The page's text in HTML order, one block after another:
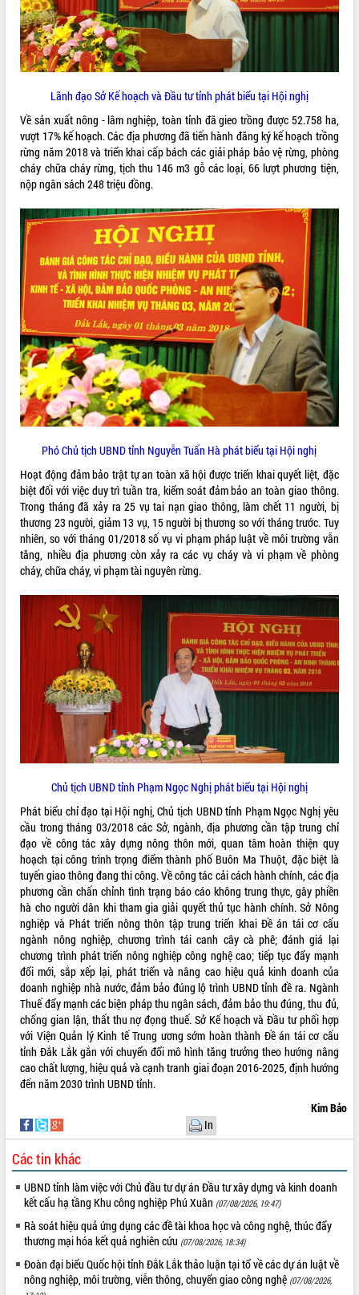
Khám bệnh, cấp phát thuốc miễn phí
và tặng quà người dân xã Cư Pui
Hội nghị UBND tỉnh Đắk Lắk thường kỳ
tháng 7/2026
Lễ truy tặng danh hiệu “Bà Mẹ Việt
Nam Anh hùng” và trao Huân chương
Lao động
UBND tỉnh Đắk Lắk triển khai nhiệm
vụ 6 tháng cuối năm 2026
tỉnh khóa XI quyết nghị nhiều nội dung
quan trọng
Bí thư Tỉnh ủy Lương Nguyễn Minh
Triết thăm, tặng quà người có công với
cách mạng
Rà soát, hoàn thiện hệ thống thiết chế
văn hóa, thể thao đáp ứng yêu cầu
phát triển mới
Thường trực HĐND tỉnh Đắk Lắk gặp
mặt Đoàn chuyên gia y tế TP. Hồ Chí
Minh
Lễ truy điệu và an táng hài cốt liệt sĩ
tại Nghĩa trang Liệt sĩ xã Sơn Hòa
Bàn giải pháp tháo gỡ khó khăn trong
xuất khẩu sầu riêng và triển khai quy
định EUDR
Thứ trưởng Bộ Nông nghiệp và Môi
trường Nguyễn Hoàng Hiệp khảo sát
vùng trồng và doanh nghiệp đóng gói
sầu riêng tại Đắk Lắk
Trình diễn nghệ thuật chế biến các
món ăn từ sầu riêng
Đắk Lắk công bố Quy hoạch và xúc
tiến đầu tư tỉnh
Ngành cá ngừ Đắk Lắk chủ động thích
ứng để giữ vững thị trường xuất khẩu
Diễn đàn Kinh tế tư nhân Việt Nam đột
phá cơ chế - Hợp tác công tư
Đề án 06 tạo bước ngoặt đột phá trong
cải cách hành chính tỉnh Đắk Lắk
Kết nối tour, đẩy mạnh chuyển đổi số
để phát triển du lịch Đắk Lắk
Khởi động Dự án Đầu tư xây dựng hạ
tầng kỹ thuật Cụm công nghiệp Tân
Tiến
Gặp mặt các cơ quan báo chí nhân Kỷ
niệm 101 năm Ngày Báo chí Cách
mạng Việt Nam
Đắk Lắk sơ kết 4 năm triển khai thực
hiện Đề án 06 của Chính phủ
Họp báo thông tin về Hội nghị Công bố
Quy hoạch và Xúc tiến đầu tư tỉnh Đắk
Lắk
Khơi thông điểm nghẽn, đẩy nhanh
giải ngân vốn khắc phục thiên tai
HĐND tỉnh thông qua điều chỉnh Quy
hoạch tỉnh thời kỳ 2021-2030
Hội thảo góp ý hồ sơ điều chỉnh quy
hoạch tỉnh Đắk Lắk thời kỳ 2021-2030,
tầm nhìn đến năm 2050
Hội nghị triển khai kết nối mạng
truyền số liệu chuyên dùng phục vụ cơ
quan Đảng, Nhà nước
Lễ phát động chuỗi hoạt động chung
tay làm sạch môi trường
Xã Ea Kar bước chuyển mình trong
công tác cải cách hành chính mô hình
UBND tỉnh họp báo định kỳ tháng 4
năm 2026
ALBUM ẢNH
LIÊN KẾT WEB
THỐNG KÊ TRUY CẬP
Hôm nay: 29160
66074483
Lãnh đạo Sở Kế hoạch và Đầu tư tỉnh phát biểu tại Hội nghị
Về sản xuất nông - lâm nghiệp, toàn tỉnh đã gieo trồng được 52.758 ha,
vượt 17% kế hoạch. Các địa phương đã tiến hành đăng ký kế hoạch trồng
rừng năm 2018 và triển khai cấp bách các giải pháp bảo vệ rừng, phòng
cháy chữa cháy rừng, tịch thu 146 m3 gỗ các loại, 66 lượt phương tiện,
nộp ngân sách 248 triệu đồng.
Phó Chủ tịch UBND tỉnh Nguyễn Tuấn Hà phát biểu tại Hội nghị
Hoạt động đảm bảo trật tự an toàn xã hội được triển khai quyết liệt, đặc
biệt đối với việc duy trì tuần tra, kiểm soát đảm bảo an toàn giao thông.
Trong tháng đã xảy ra 25 vụ tai nạn giao thông, làm chết 11 người, bị
thương 23 người, giảm 13 vụ, 15 người bị thương so với tháng trước. Tuy
nhiên, so với tháng 01/2018 số vụ vi phạm pháp luật về môi trường vẫn
tăng, nhiều địa phương còn xảy ra các vụ cháy và vi phạm về phòng
cháy, chữa cháy, vi phạm tài nguyên rừng.
Chủ tịch UBND tỉnh Phạm Ngọc Nghị phát biểu tại Hội nghị
Phát biểu chỉ đạo tại Hội nghị, Chủ tịch UBND tỉnh Phạm Ngọc Nghị yêu
cầu trong tháng 03/2018 các Sở, ngành, địa phương cần tập trung chỉ
đạo về công tác xây dựng nông thôn mới, quan tâm hoàn thiện quy
hoạch tại công trình trọng điểm thành phố Buôn Ma Thuột, đặc biệt là
tuyến giao thông đang thi công. Về công tác cải cách hành chính, các địa
phương cần chấn chỉnh tình trạng báo cáo không trung thực, gây phiền
hà cho người dân khi tham gia giải quyết thủ tục hành chính. Sở Nông
nghiệp và Phát triển nông thôn tập trung triển khai Đề án tái cơ cấu
ngành nông nghiệp, chương trình tái canh cây cà phê; đánh giá lại
chương trình phát triển nông nghiệp công nghệ cao; tiếp tục đẩy mạnh
đổi mới, sắp xếp lại, phát triển và nâng cao hiệu quả kinh doanh của
doanh nghiệp nhà nước, đảm bảo đúng lộ trình UBND tỉnh đề ra. Ngành
Thuế đẩy mạnh các biện pháp thu ngân sách, đảm bảo thu đúng, thu đủ,
chống gian lận, thất thu nợ đọng thuế. Sở Kế hoạch và Đầu tư phối hợp
với Viện Quản lý Kinh tế Trung ương sớm hoàn thành Đề án tái cơ cấu
tỉnh Đắk Lắk gắn với chuyển đổi mô hình tăng trưởng theo hướng nâng
cao chất lượng, hiệu quả và cạnh tranh giai đoạn 2016-2025, định hướng
đến năm 2030 trình UBND tỉnh.
Kim Bảo
In
Các tin khác
UBND tỉnh làm việc với Chủ đầu tư dự án Đầu tư xây dựng và kinh doanh
kết cấu hạ tầng Khu công nghiệp Phú Xuân (07/08/2026, 19:47)
Rà soát hiệu quả ứng dụng các đề tài khoa học và công nghệ, thúc đẩy
thương mại hóa kết quả nghiên cứu (07/08/2026, 18:34)
Đoàn đại biểu Quốc hội tỉnh Đắk Lắk thảo luận tại tổ về các dự án luật về
nông nghiệp, môi trường, viễn thông, chuyển giao công nghệ (07/08/2026,